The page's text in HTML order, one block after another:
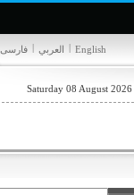
فارسی | العربي | English
Saturday 08 August 2026